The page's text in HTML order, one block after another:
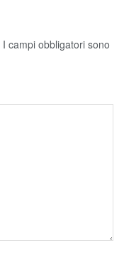
I campi obbligatori sono